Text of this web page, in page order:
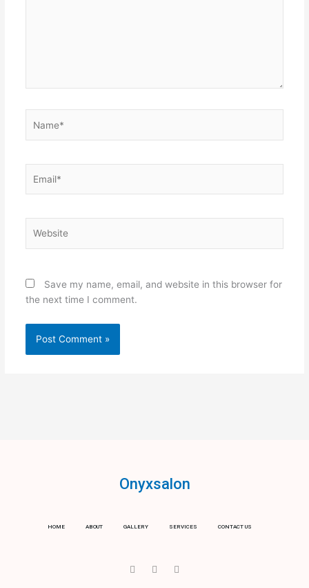
Save my name, email, and website in this browser for
the next time I comment.
Onyxsalon
HOME ABOUT GALLERY SERVICES CONTACT US
I
c
T
w
Y
o